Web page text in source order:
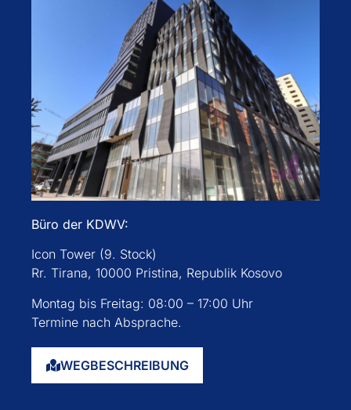
Büro der KDWV:
Icon Tower (9. Stock)
Rr. Tirana, 10000 Pristina, Republik Kosovo
Montag bis Freitag: 08:00 – 17:00 Uhr
Termine nach Absprache.
WEGBESCHREIBUNG